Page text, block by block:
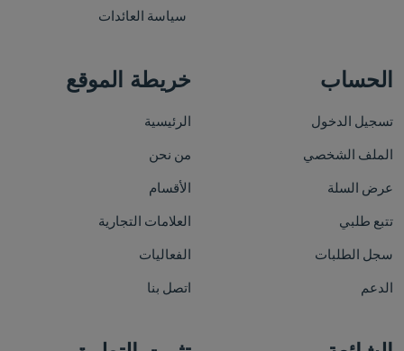
سياسة العائدات
الحساب
تسجيل الدخول
الملف الشخصي
عرض السلة
تتبع طلبي
سجل الطلبات
الدعم
خريطة الموقع
الرئيسية
من نحن
الأقسام
العلامات التجارية
الفعاليات
اتصل بنا